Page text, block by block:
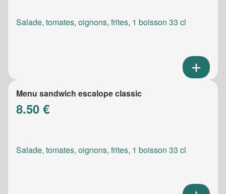
Salade, tomates, oignons, frites, 1 boisson 33 cl
Menu sandwich escalope classic
8.50 €
Salade, tomates, oignons, frites, 1 boisson 33 cl